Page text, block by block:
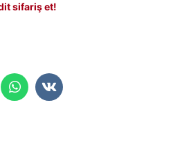
sifariş et!